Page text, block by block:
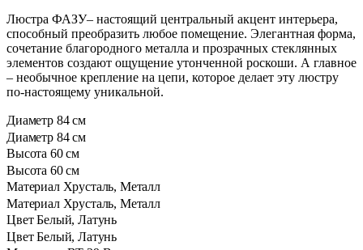
Люстра ФАЗУ– настоящий центральный акцент интерьера,
способный преобразить любое помещение. Элегантная форма,
сочетание благородного металла и прозрачных стеклянных
элементов создают ощущение утонченной роскоши. А главное
– необычное крепление на цепи, которое делает эту люстру
по-настоящему уникальной.
Диаметр 84 см
Диаметр 84 см
Высота 60 см
Высота 60 см
Материал Хрусталь, Металл
Материал Хрусталь, Металл
Цвет Белый, Латунь
Цвет Белый, Латунь